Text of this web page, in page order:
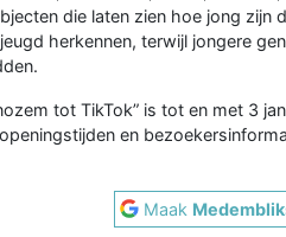
die laten zien hoe jong zijn
herkennen, terwijl jongere
tot TikTok” is tot en met 3
en
Maak